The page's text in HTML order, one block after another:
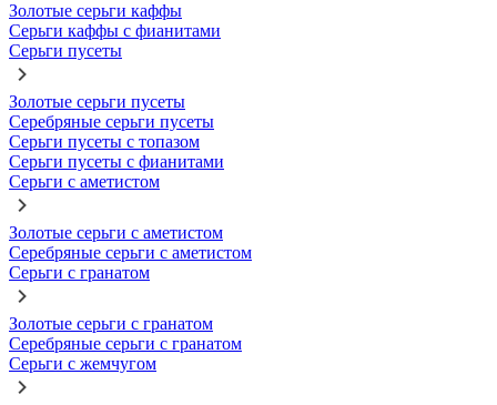
Золотые серьги каффы
Серьги каффы с фианитами
Серьги пусеты
Золотые серьги пусеты
Серебряные серьги пусеты
Серьги пусеты с топазом
Серьги пусеты с фианитами
Серьги с аметистом
Золотые серьги с аметистом
Серебряные серьги с аметистом
Серьги с гранатом
Золотые серьги с гранатом
Серебряные серьги с гранатом
Серьги с жемчугом